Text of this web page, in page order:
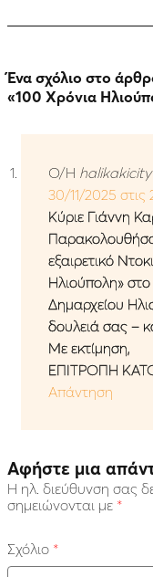
Ένα σχόλιο στο
«100 Χρόνια
Ο/Η halikakicity
30/11/2025 στις
Κύριε Γιάννη
εξαιρετικό
Ηλιούπολη»
Δημαρχείου
δουλειά σας –
Με εκτίμηση,
ΕΠΙΤΡΟΠΗ
Απάντηση
Αφήστε μια
Η ηλ. διεύθυνση σας
σημειώνονται με *
Σχόλιο *